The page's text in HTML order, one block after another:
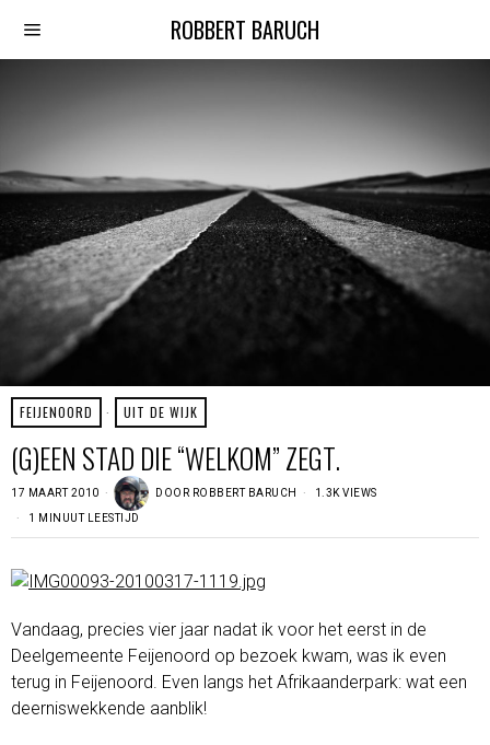
ROBBERT BARUCH
FEIJENOORD · UIT DE WIJK
(G)EEN STAD DIE “WELKOM” ZEGT.
17 MAART 2010 DOOR ROBBERT BARUCH 1.3K VIEWS
1 MINUUT LEESTIJD
Vandaag, precies vier jaar nadat ik voor het eerst in de
Deelgemeente Feijenoord op bezoek kwam, was ik even
terug in Feijenoord. Even langs het Afrikaanderpark: wat een
deerniswekkende aanblik!